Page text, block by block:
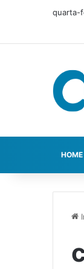
quarta-
HOME